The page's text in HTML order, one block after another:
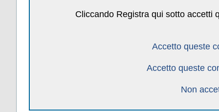
Cliccando Registra qui sotto accetti
Accetto queste
Accetto queste
Non